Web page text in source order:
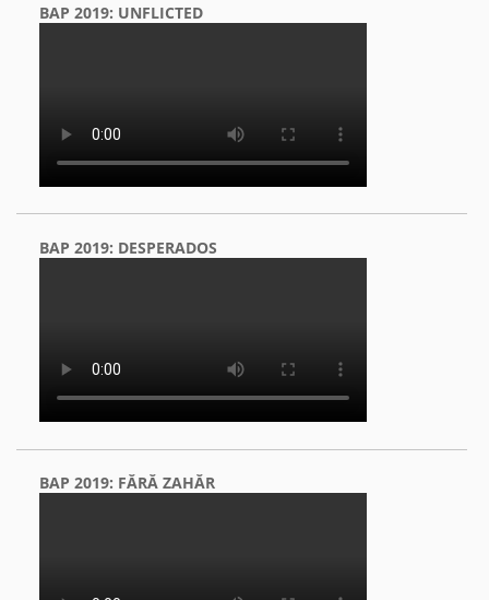
BAP 2019: UNFLICTED
BAP 2019: DESPERADOS
BAP 2019: FĂRĂ ZAHĂR